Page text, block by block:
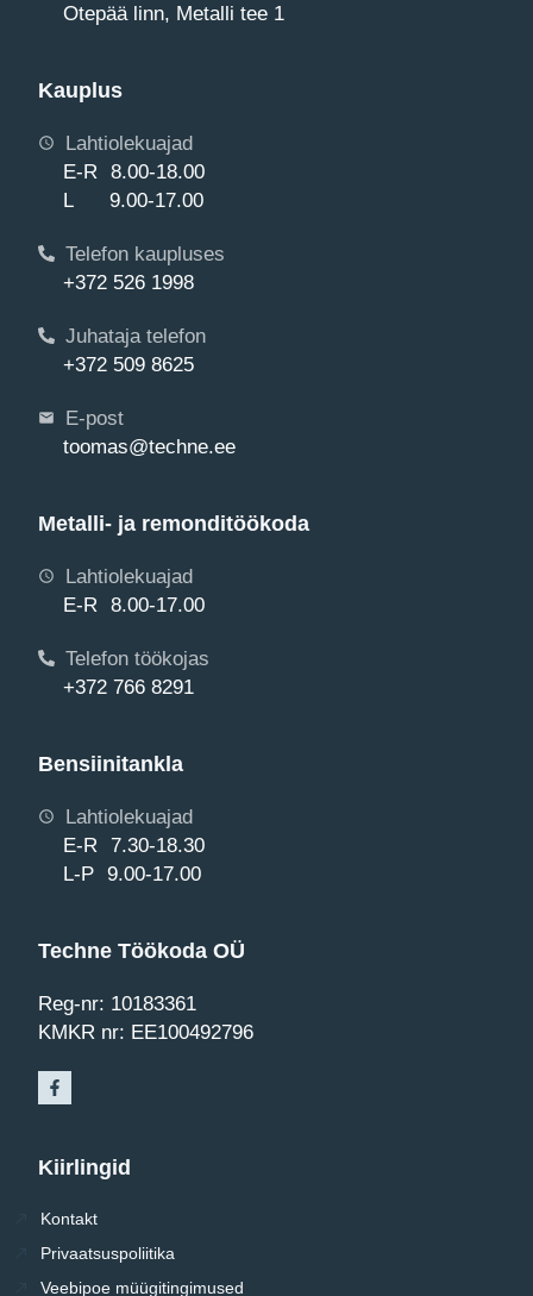
Otepää linn, Metalli tee 1
Kauplus
Lahtiolekuajad
E-R 8.00-18.00
L 9.00-17.00
Telefon kaupluses
+372 526 1998
Juhataja telefon
+372 509 8625
E-post
toomas@techne.ee
Metalli- ja remonditöökoda
Lahtiolekuajad
E-R 8.00-17.00
Telefon töökojas
+372 766 8291
Bensiinitankla
Lahtiolekuajad
E-R 7.30-18.30
L-P 9.00-17.00
Techne Töökoda OÜ
Reg-nr: 10183361
KMKR nr: EE100492796
Kiirlingid
Kontakt
Privaatsuspoliitika
Veebipoe müügitingimused